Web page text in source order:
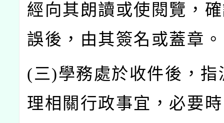
經向其朗讀或使閱覽，
誤後，由其簽名或蓋章。
(三)學務處於收件後，指
理相關行政事宜，必要